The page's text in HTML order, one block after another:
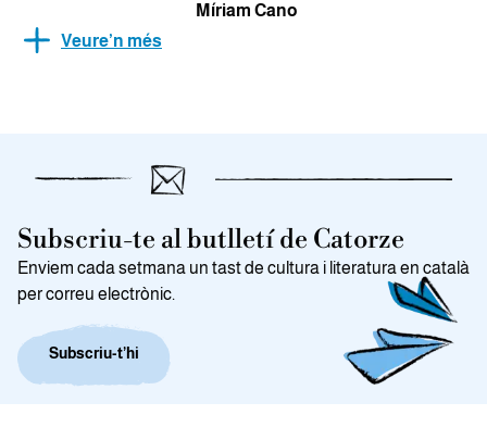
Míriam Cano
Veure’n més
Subscriu-te al butlletí de Catorze
Enviem cada setmana un tast de cultura i literatura en català
per correu electrònic.
Subscriu-t’hi